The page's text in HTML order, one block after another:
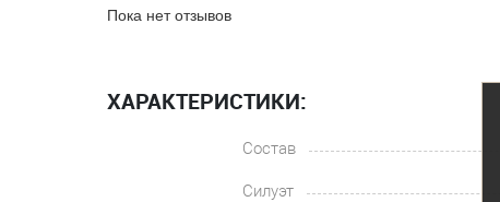
Пока нет отзывов
ХАРАКТЕРИСТИКИ:
Состав
Силуэт